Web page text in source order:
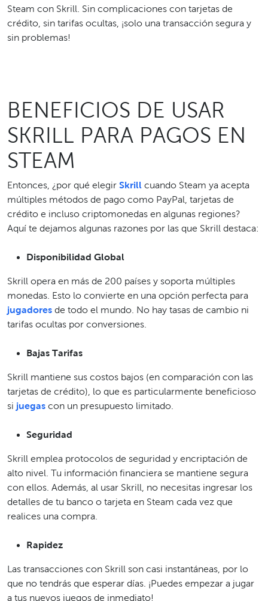
Steam con Skrill. Sin complicaciones con tarjetas de
crédito, sin tarifas ocultas, ¡solo una transacción segura y
sin problemas!
BENEFICIOS DE USAR
SKRILL PARA PAGOS EN
STEAM
Entonces, ¿por qué elegir Skrill cuando Steam ya acepta
múltiples métodos de pago como PayPal, tarjetas de
crédito e incluso criptomonedas en algunas regiones?
Aquí te dejamos algunas razones por las que Skrill destaca:
Disponibilidad Global
Skrill opera en más de 200 países y soporta múltiples
monedas. Esto lo convierte en una opción perfecta para
jugadores de todo el mundo. No hay tasas de cambio ni
tarifas ocultas por conversiones.
Bajas Tarifas
Skrill mantiene sus costos bajos (en comparación con las
tarjetas de crédito), lo que es particularmente beneficioso
si juegas con un presupuesto limitado.
Seguridad
Skrill emplea protocolos de seguridad y encriptación de
alto nivel. Tu información financiera se mantiene segura
con ellos. Además, al usar Skrill, no necesitas ingresar los
detalles de tu banco o tarjeta en Steam cada vez que
realices una compra.
Rapidez
Las transacciones con Skrill son casi instantáneas, por lo
que no tendrás que esperar días. ¡Puedes empezar a jugar
a tus nuevos juegos de inmediato!